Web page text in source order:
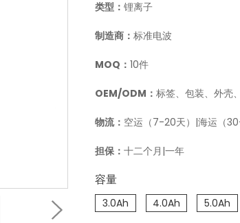
类型： 锂离子
制造商： 标准电波
MOQ： 10件
OEM/ODM： 标签、包装、外壳
物流： 空运（7-20天）|海运（
担保： 十二个月|一年
容量
3.0Ah 4.0Ah 5.0Ah